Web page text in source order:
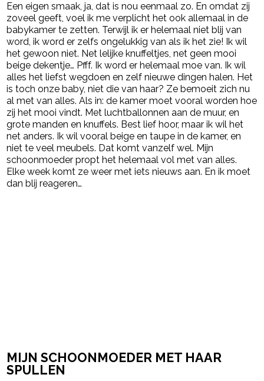
Een eigen smaak, ja, dat is nou eenmaal zo. En omdat zij
zoveel geeft, voel ik me verplicht het ook allemaal in de
babykamer te zetten. Terwijl ik er helemaal niet blij van
word, ik word er zelfs ongelukkig van als ik het zie! Ik wil
het gewoon niet. Net lelijke knuffeltjes, net geen mooi
beige dekentje… Pfff. Ik word er helemaal moe van. Ik wil
alles het liefst wegdoen en zelf nieuwe dingen halen. Het
is toch onze baby, niet die van haar? Ze bemoeit zich nu
al met van alles. Als in: de kamer moet vooral worden hoe
zij het mooi vindt. Met luchtballonnen aan de muur, en
grote manden en knuffels. Best lief hoor, maar ik wil het
net anders. Ik wil vooral beige en taupe in de kamer, en
niet te veel meubels. Dat komt vanzelf wel. Mijn
schoonmoeder propt het helemaal vol met van alles.
Elke week komt ze weer met iets nieuws aan. En ik moet
dan blij reageren…
MIJN SCHOONMOEDER MET HAAR
SPULLEN